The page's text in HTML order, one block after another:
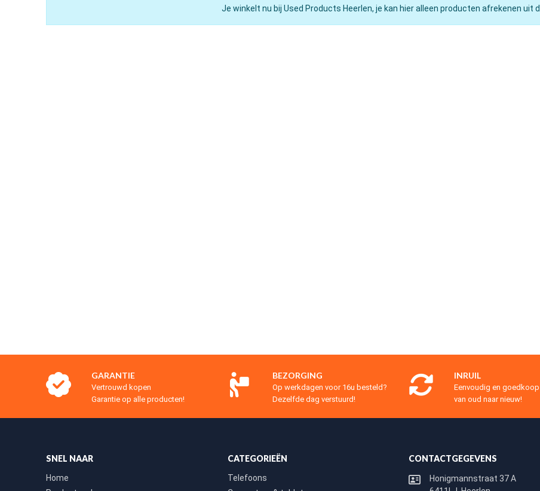
Je winkelt nu bij Used Products Heerlen, je kan hier alleen producten afrekenen uit
GARANTIE
Vertrouwd kopen
Garantie op alle producten!
BEZORGING
Op werkdagen voor 16u besteld?
Dezelfde dag verstuurd!
INRUIL
Eenvoudig en goedkoop
van oud naar nieuw!
SNEL NAAR
Home
CATEGORIEËN
Telefoons
CONTACTGEGEVENS
Honigmannstraat 37 A